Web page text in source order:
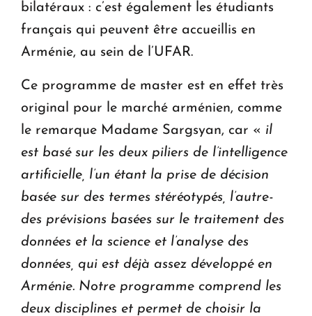
bilatéraux : c’est également les étudiants
français qui peuvent être accueillis en
Arménie, au sein de l’UFAR.
Ce programme de master est en effet très
original pour le marché arménien, comme
le remarque Madame Sargsyan, car « il
est basé sur les deux piliers de l’intelligence
artificielle, l’un étant la prise de décision
basée sur des termes stéréotypés, l’autre-
des prévisions basées sur le traitement des
données et la science et l’analyse des
données, qui est déjà assez développé en
Arménie. Notre programme comprend les
deux disciplines et permet de choisir la